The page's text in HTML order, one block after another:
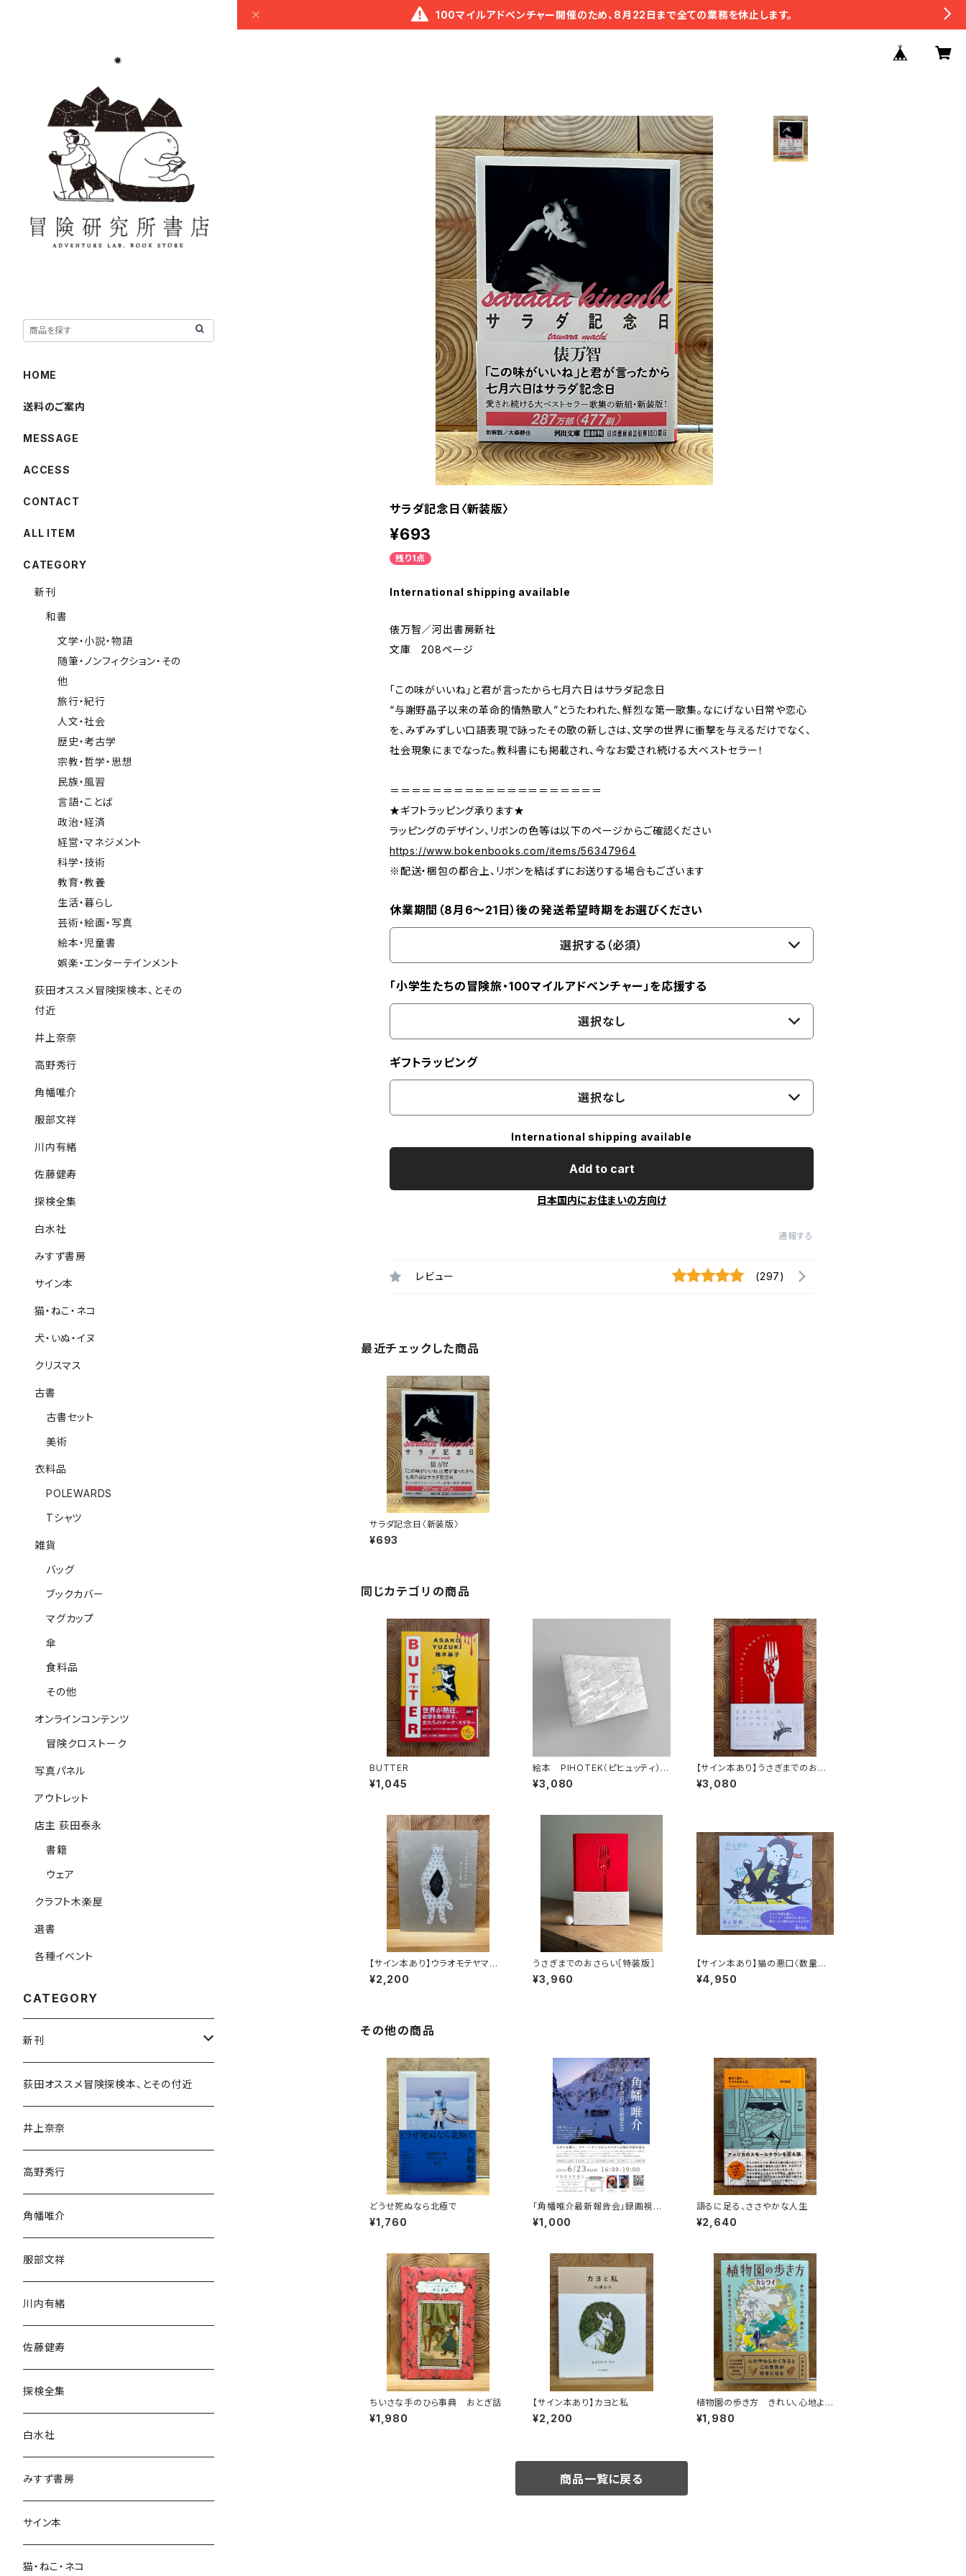
100マイルアドベンチャー開催のため、8月22日まで全ての業務を休止します。
サラダ記念日〈新装版〉
¥693
残り1点
International shipping available
俵万智／河出書房新社
文庫 208ページ
「この味がいいね」と君が言ったから七月六日はサラダ記念日
“与謝野晶子以来の革命的情熱歌人”とうたわれた、鮮烈な第一歌集。なにげない日常や恋心
を、みずみずしい口語表現で詠ったその歌の新しさは、文学の世界に衝撃を与えるだけでなく、
社会現象にまでなった。教科書にも掲載され、今なお愛され続ける大ベストセラー！
＝＝＝＝＝＝＝＝＝＝＝＝＝＝＝＝＝＝＝＝
★ギフトラッピング承ります★
ラッピングのデザイン、リボンの色等は以下のページからご確認ください
https://www.bokenbooks.com/items/56347964
※配送・梱包の都合上、リボンを結ばずにお送りする場合もございます
休業期間（8月6〜21日）後の発送希望時期をお選びください
選択する（必須）
「小学生たちの冒険旅・100マイルアドベンチャー」を応援する
選択なし
ギフトラッピング
選択なし
International shipping available
Add to cart
日本国内にお住まいの方向け
通報する
レビュー (297)
最近チェックした商品
サラダ記念日〈新装版〉
¥693
同じカテゴリの商品
BUTTER
¥1,045
絵本 PIHOTEK（ピヒュッティ）
北極を風と歩く
¥3,080
【サイン本あり】うさぎまでのおさ
らい［通常版］
¥3,080
【サイン本あり】ウラオモテヤマネ
コ
¥2,200
うさぎまでのおさらい［特装版］
¥3,960
【サイン本あり】猫の悪口〈数量限
定・オリジナルトート付き〉
¥4,950
その他の商品
どうせ死ぬなら北極で
¥1,760
「角幡唯介最新報告会」録画視聴
権
¥1,000
語るに足る、ささやかな人生
¥2,640
ちいさな手のひら事典 おとぎ話
¥1,980
【サイン本あり】カヨと私
¥2,200
植物園の歩き方 きれい、心地よ
い、愛おしい さまざまな「うつくし
い」を求めて
¥1,980
商品一覧に戻る
HOME
送料のご案内
MESSAGE
ACCESS
CONTACT
ALL ITEM
CATEGORY
新刊
和書
文学・小説・物語
随筆・ノンフィクション・その
他
旅行・紀行
人文・社会
歴史・考古学
宗教・哲学・思想
民族・風習
言語・ことば
政治・経済
経営・マネジメント
科学・技術
教育・教養
生活・暮らし
芸術・絵画・写真
絵本・児童書
娯楽・エンターテインメント
荻田オススメ冒険探検本、とその
付近
井上奈奈
高野秀行
角幡唯介
服部文祥
川内有緒
佐藤健寿
探検全集
白水社
みすず書房
サイン本
猫・ねこ・ネコ
犬・いぬ・イヌ
クリスマス
古書
古書セット
美術
衣料品
POLEWARDS
Tシャツ
雑貨
バッグ
ブックカバー
マグカップ
傘
食料品
その他
オンラインコンテンツ
冒険クロストーク
写真パネル
アウトレット
店主 荻田泰永
書籍
ウェア
クラフト木楽屋
選書
各種イベント
CATEGORY
新刊
和書
文学・小説・物語
随筆・ノンフィクション・その他
民族・風習
言語・ことば
荻田オススメ冒険探検本、とその付近
井上奈奈
高野秀行
角幡唯介
服部文祥
川内有緒
佐藤健寿
探検全集
白水社
みすず書房
サイン本
猫・ねこ・ネコ